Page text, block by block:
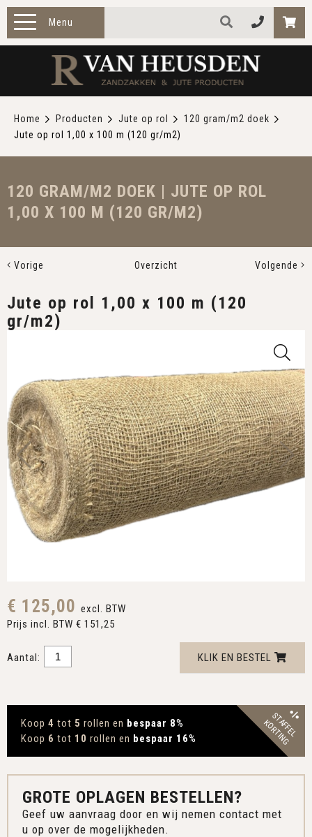
Menu
ZAKELIJK
OVER ONS
Home Producten Jute op rol
120 gram/m2 doek
Jute op rol 1,00 x 100 m (120 gr/m2)
120 GRAM/M2 DOEK | JUTE OP ROL
1,00 X 100 M (120 GR/M2)
Vorige Overzicht Volgende
Jute op rol 1,00 x 100 m (120
gr/m2)
€ 125,00 excl. BTW
Prijs incl. BTW € 151,25
Aantal: KLIK EN BESTEL
Koop 4 tot 5 rollen en bespaar 8%
Koop 6 tot 10 rollen en bespaar 16% STAFFEL
KORTING
GROTE OPLAGEN BESTELLEN?
Geef uw aanvraag door en wij nemen contact met
u op over de mogelijkheden.